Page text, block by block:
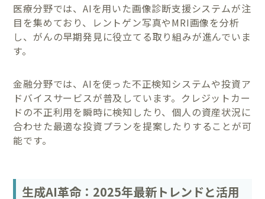
医療分野では、AIを用いた画像診断支援システムが注
目を集めており、レントゲン写真やMRI画像を分析
し、がんの早期発見に役立てる取り組みが進んでいま
す。
金融分野では、AIを使った不正検知システムや投資ア
ドバイスサービスが普及しています。クレジットカー
ドの不正利用を瞬時に検知したり、個人の資産状況に
合わせた最適な投資プランを提案したりすることが可
能です。
生成AI革命：2025年最新トレンドと活用